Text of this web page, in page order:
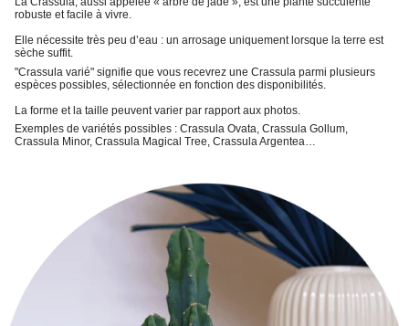
robuste et facile à vivre.
Elle nécessite très peu d’eau : un arrosage uniquement lorsque la terre est
sèche suffit.
"Crassula varié" signifie que vous recevrez une Crassula parmi plusieurs
espèces possibles, sélectionnée en fonction des disponibilités.
La forme et la taille peuvent varier par rapport aux photos.
Exemples de variétés possibles : Crassula Ovata, Crassula Gollum,
Crassula Minor, Crassula Magical Tree, Crassula Argentea…